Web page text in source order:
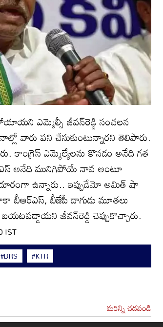
ఎమ్మెల్సీ జీవన్‌రెడ్డి సంచలన
వారు పని చేసుకుంటున్నారని తెలిపారు.
కాంగ్రెస్ ఎమ్మెల్యేలను కొనడం అనేది గత
అనేది మునిగిపోయే నావ అంటూ
ఉన్నారు.. ఇప్పుడేమో అమిత్ షా
బీఆర్ఎస్, బీజేపీ దాగుడు మూతలు
జీవన్‌రెడ్డి చెప్పుకొచ్చారు.
IST
#BRS #KTR
మరిన్ని చదవండి